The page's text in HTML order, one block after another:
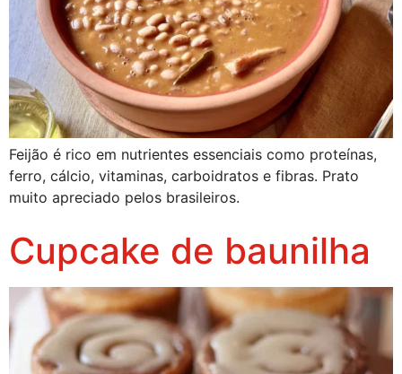
Feijão é rico em nutrientes essenciais como proteínas,
ferro, cálcio, vitaminas, carboidratos e fibras. Prato
muito apreciado pelos brasileiros.
Cupcake de baunilha